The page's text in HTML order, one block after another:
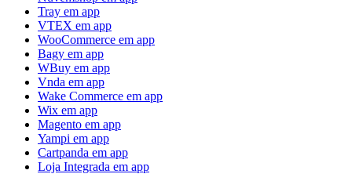
Tray em app
VTEX em app
WooCommerce em app
Bagy em app
WBuy em app
Vnda em app
Wake Commerce em app
Wix em app
Magento em app
Yampi em app
Cartpanda em app
Loja Integrada em app